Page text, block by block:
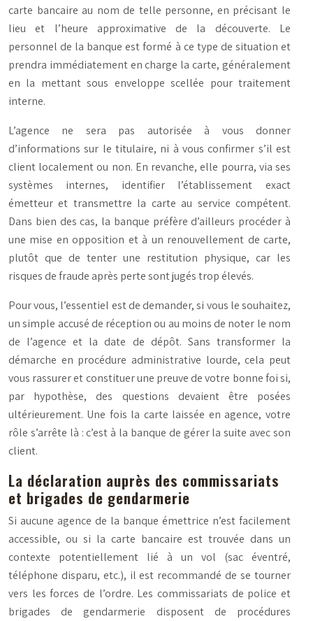
carte bancaire au nom de telle personne, en précisant le
lieu et l’heure approximative de la découverte. Le
personnel de la banque est formé à ce type de situation et
prendra immédiatement en charge la carte, généralement
en la mettant sous enveloppe scellée pour traitement
interne.
L’agence ne sera pas autorisée à vous donner
d’informations sur le titulaire, ni à vous confirmer s’il est
client localement ou non. En revanche, elle pourra, via ses
systèmes internes, identifier l’établissement exact
émetteur et transmettre la carte au service compétent.
Dans bien des cas, la banque préfère d’ailleurs procéder à
une mise en opposition et à un renouvellement de carte,
plutôt que de tenter une restitution physique, car les
risques de fraude après perte sont jugés trop élevés.
Pour vous, l’essentiel est de demander, si vous le souhaitez,
un simple accusé de réception ou au moins de noter le nom
de l’agence et la date de dépôt. Sans transformer la
démarche en procédure administrative lourde, cela peut
vous rassurer et constituer une preuve de votre bonne foi si,
par hypothèse, des questions devaient être posées
ultérieurement. Une fois la carte laissée en agence, votre
rôle s’arrête là : c’est à la banque de gérer la suite avec son
client.
La déclaration auprès des commissariats
et brigades de gendarmerie
Si aucune agence de la banque émettrice n’est facilement
accessible, ou si la carte bancaire est trouvée dans un
contexte potentiellement lié à un vol (sac éventré,
téléphone disparu, etc.), il est recommandé de se tourner
vers les forces de l’ordre. Les commissariats de police et
brigades de gendarmerie disposent de procédures